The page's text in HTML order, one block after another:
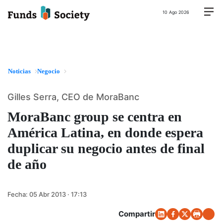
10 Ago 2026
Noticias Negocio
MoraBanc group se centra en
América Latina, en donde espera
duplicar su negocio antes de final
de año
Gilles Serra, CEO de MoraBanc
Fecha: 05 Abr 2013 · 17:13
Compartir